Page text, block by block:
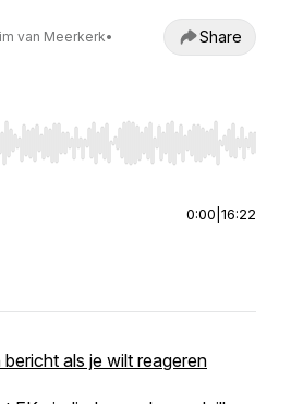
van Meerkerk•
Share
to seek, Home/End to jump to
0:00 16:22
als je wilt reageren